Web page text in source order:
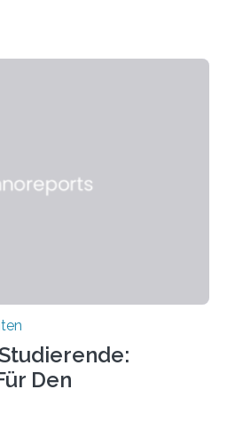
Das CoBIC ist eine
Erkrankungen
Den